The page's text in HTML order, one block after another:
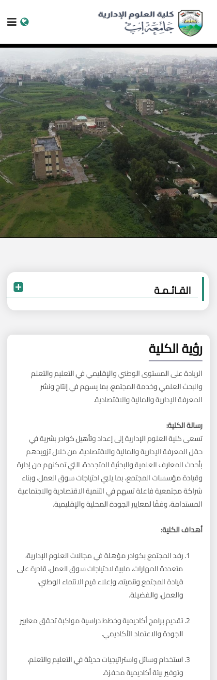
الرئيسية
عن الجامعة
البرامج الاكاديمية
خدمات الطالب
الكليات والمراكز
النيابات والعمادات
البحث العلمي
القـائـمـة
رؤية الكلية
الريادة على المستوى الوطني والإقليمي في التعليم والتعلم
والبحث العلمي وخدمة المجتمع، بما يسهم في إنتاج ونشر
المعرفة الإدارية والمالية والاقتصادية.
رسالة الكلية:
تسعى كلية العلوم الإدارية إلى إعداد وتأهيل كوادر بشرية في
حقل المعرفة الإدارية والمالية والاقتصادية، من خلال تزويدهم
بأحدث المعارف العلمية والبحثية المتجددة، التي تمكنهم من إدارة
وقيادة مؤسسات المجتمع، بما يلبي احتياجات سوق العمل، وبناء
شراكة مجتمعية فاعلة تسهم في التنمية الاقتصادية والاجتماعية
المستدامة، وفقًا لمعايير الجودة المحلية والإقليمية.
أهداف الكلية:
رفد المجتمع بكوادر مؤهلة في مجالات العلوم الإدارية،
متعددة المهارات، ملبية لاحتياجات سوق العمل، قادرة على
قيادة المجتمع وتنميته، وإعلاء قيم الانتماء الوطني،
والعمل، والفضيلة.
تقديم برامج أكاديمية وخطط دراسية مواكبة تحقق معايير
الجودة والاعتماد الأكاديمي.
استخدام وسائل واستراتيجيات حديثة في التعليم والتعلم،
وتوفير بيئة أكاديمية محفزة.